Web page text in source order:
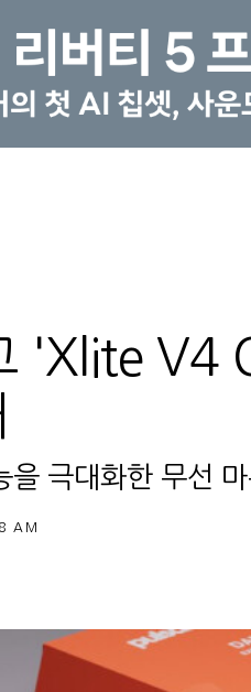
'Xlite V4
을 극대화한 무선
AM